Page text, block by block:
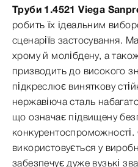
Труби 1.4521 Viega
робить їх ідеальним
сценаріїв застосування.
хрому й молібдену, а
призводить до високого
підкреслює виняткову
нержавіюча сталь
що означає підвищену
використовується у
забезпечує дуже вузькі